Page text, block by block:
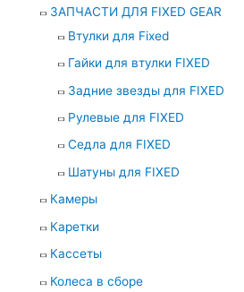
ЗАПЧАСТИ ДЛЯ FIXED GEAR
Втулки для Fixed
Гайки для втулки FIXED
Задние звезды для FIXED
Рулевые для FIXED
Седла для FIXED
Шатуны для FIXED
Камеры
Каретки
Кассеты
Колеса в сборе